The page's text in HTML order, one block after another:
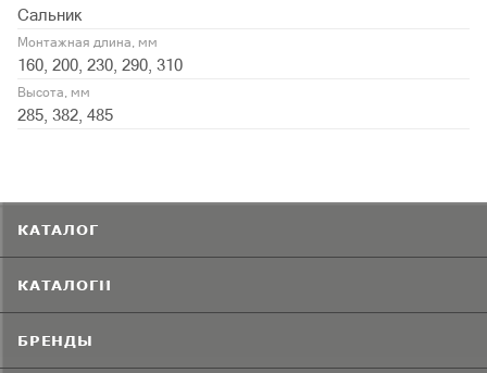
Сальник
Монтажная длина, мм
160, 200, 230, 290, 310
Высота, мм
285, 382, 485
КАТАЛОГ
КАТАЛОГИ
БРЕНДЫ